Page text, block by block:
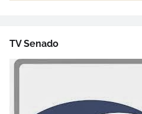
TV Senado